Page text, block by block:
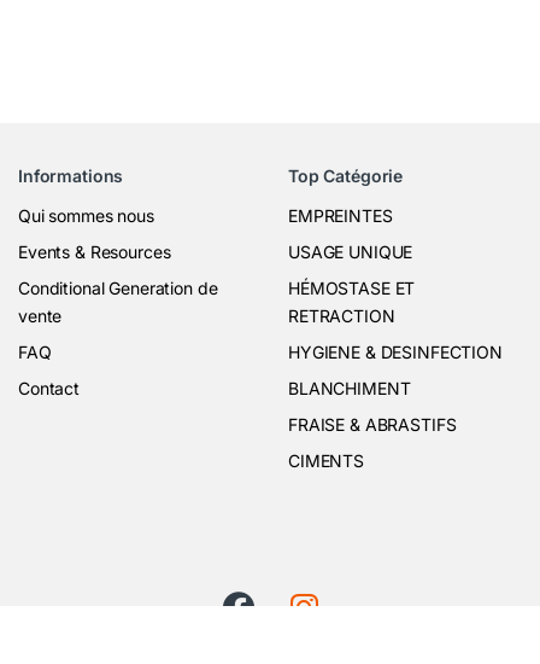
Informations
Qui sommes nous
Events & Resources
Conditional Generation de
vente
FAQ
Contact
Top Catégorie
EMPREINTES
USAGE UNIQUE
HÉMOSTASE ET
RETRACTION
HYGIENE & DESINFECTION
BLANCHIMENT
FRAISE & ABRASTIFS
CIMENTS